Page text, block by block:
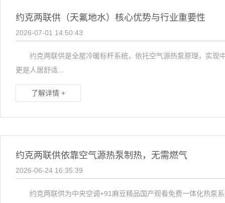
约克两联供（天氟地水）核心优势与行业重要性
2026-07-01 14:50:43
约克两联供是全屋冷暖标杆系统，依托空气源热泵原理，实现
更是人居舒适...
了解详情 +
约克两联供依靠空气源热泵制热，无需燃气
2026-06-24 16:35:39
约克两联供为中央空调+91麻豆精品国产观看免费一体化热泵系